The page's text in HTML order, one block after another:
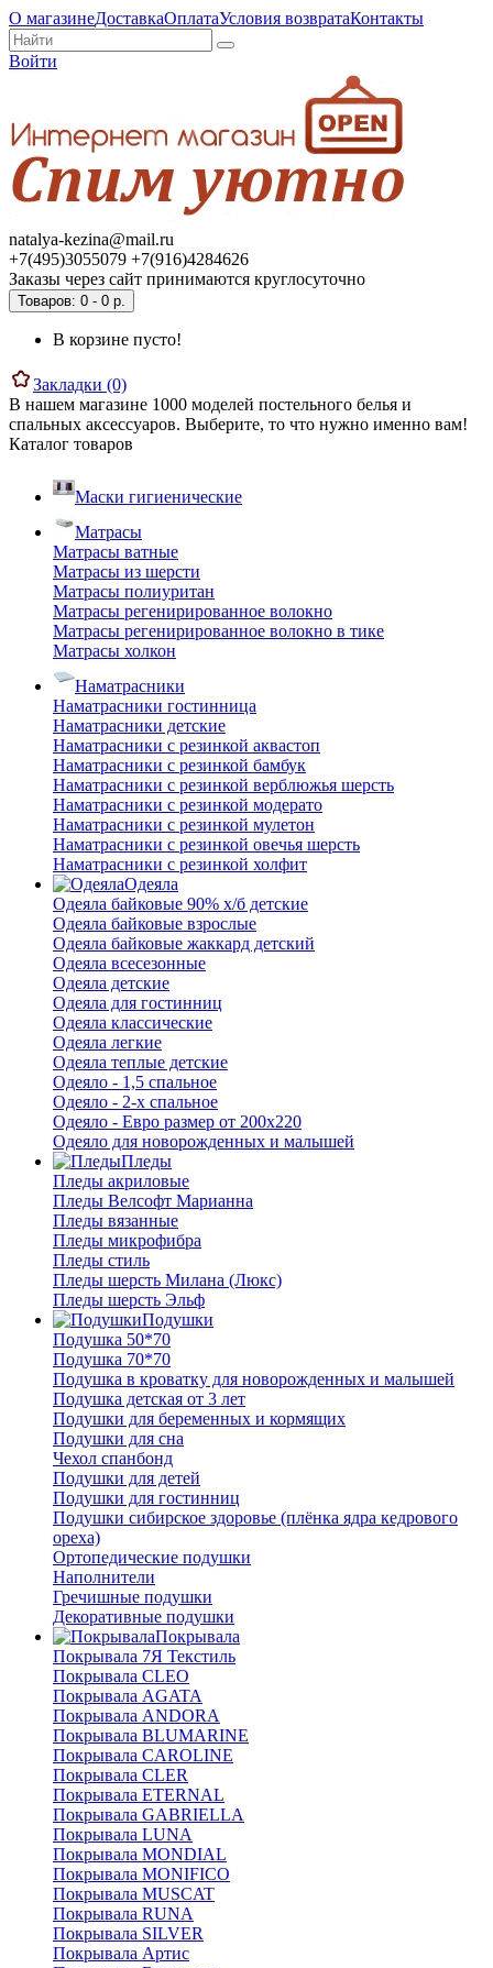
О магазинеДоставкаОплатаУсловия возвратаКонтакты
Войти
natalya-kezina@mail.ru
+7(495)3055079 +7(916)4284626
Заказы через сайт принимаются круглосуточно
Товаров: 0 - 0 р.
В корзине пусто!
Закладки (0)
В нашем магазине 1000 моделей постельного белья и
спальных аксессуаров. Выберите, то что нужно именно вам!
Каталог товаров
Маски гигиенические
Матрасы
Матрасы ватные
Матрасы из шерсти
Матрасы полиуритан
Матрасы регенирированное волокно
Матрасы регенирированное волокно в тике
Матрасы холкон
Наматрасники
Наматрасники гостинница
Наматрасники детские
Наматрасники с резинкой аквастоп
Наматрасники с резинкой бамбук
Наматрасники с резинкой верблюжья шерсть
Наматрасники с резинкой модерато
Наматрасники с резинкой мулетон
Наматрасники с резинкой овечья шерсть
Наматрасники с резинкой холфит
Одеяла
Одеяла байковые 90% х/б детские
Одеяла байковые взрослые
Одеяла байковые жаккард детский
Одеяла всесезонные
Одеяла детские
Одеяла для гостинниц
Одеяла классические
Одеяла легкие
Одеяла теплые детские
Одеяло - 1,5 спальное
Одеяло - 2-х спальное
Одеяло - Евро размер от 200х220
Одеяло для новорожденных и малышей
Пледы
Пледы акриловые
Пледы Велсофт Марианна
Пледы вязанные
Пледы микрофибра
Пледы стиль
Пледы шерсть Милана (Люкс)
Пледы шерсть Эльф
Подушки
Подушка 50*70
Подушка 70*70
Подушка в кроватку для новорожденных и малышей
Подушка детская от 3 лет
Подушки для беременных и кормящих
Подушки для сна
Чехол спанбонд
Подушки для детей
Подушки для гостинниц
Подушки сибирское здоровье (плёнка ядра кедрового
ореха)
Ортопедические подушки
Наполнители
Гречишные подушки
Декоративные подушки
Покрывала
Покрывала 7Я Текстиль
Покрывала CLEO
Покрывала AGATA
Покрывала ANDORA
Покрывала BLUMARINE
Покрывала CAROLINE
Покрывала CLER
Покрывала ETERNAL
Покрывала GABRIELLA
Покрывала LUNA
Покрывала MONDIAL
Покрывала MONIFICO
Покрывала MUSCAT
Покрывала RUNA
Покрывала SILVER
Покрывала Артис